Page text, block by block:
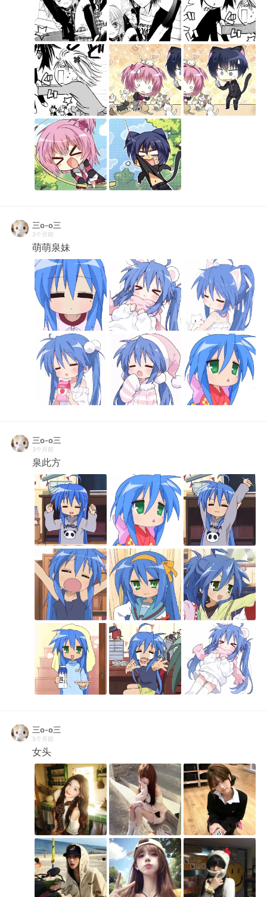
三o-o三
3个月前
萌萌泉妹
三o-o三
3个月前
泉此方
三o-o三
5个月前
女头